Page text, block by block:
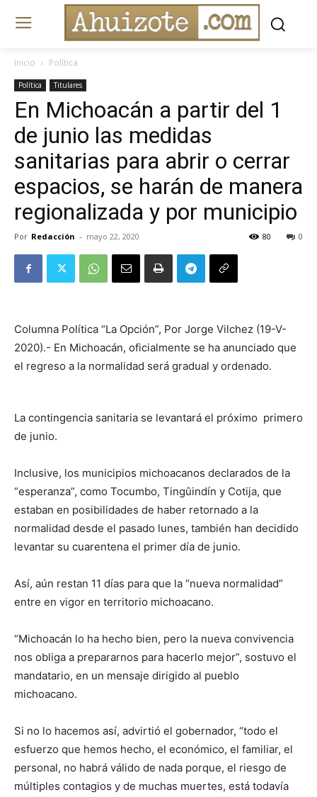
Inicio Política
Política Titulares
En Michoacán a partir del 1
de junio las medidas
sanitarias para abrir o cerrar
espacios, se harán de manera
regionalizada y por municipio
Por Redacción - mayo 22, 2020 0
80
Columna Política “La Opción”, Por Jorge Vilchez (19-V-
2020).- En Michoacán, oficialmente se ha anunciado que
el regreso a la normalidad será gradual y ordenado.
La contingencia sanitaria se levantará el próximo primero
de junio.
Inclusive, los municipios michoacanos declarados de la
“esperanza”, como Tocumbo, Tingûindín y Cotija, que
estaban en posibilidades de haber retornado a la
normalidad desde el pasado lunes, también han decidido
levantar su cuarentena el primer día de junio.
Así, aún restan 11 días para que la “nueva normalidad”
entre en vigor en territorio michoacano.
“Michoacán lo ha hecho bien, pero la nueva convivencia
nos obliga a prepararnos para hacerlo mejor”, sostuvo el
mandatario, en un mensaje dirigido al pueblo
michoacano.
Si no lo hacemos así, advirtió el gobernador, “todo el
esfuerzo que hemos hecho, el económico, el familiar, el
personal, no habrá válido de nada porque, el riesgo de
múltiples contagios y de muchas muertes, está todavía